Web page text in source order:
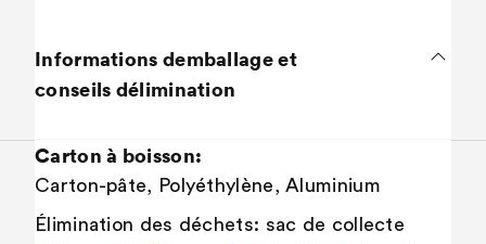
Informations demballage et
conseils délimination
Carton à boisson:
Carton-pâte, Polyéthylène, Aluminium
Élimination des déchets: sac de collecte